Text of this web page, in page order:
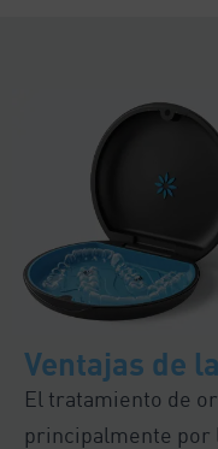
Ventajas de
El tratamiento de
principalmente por